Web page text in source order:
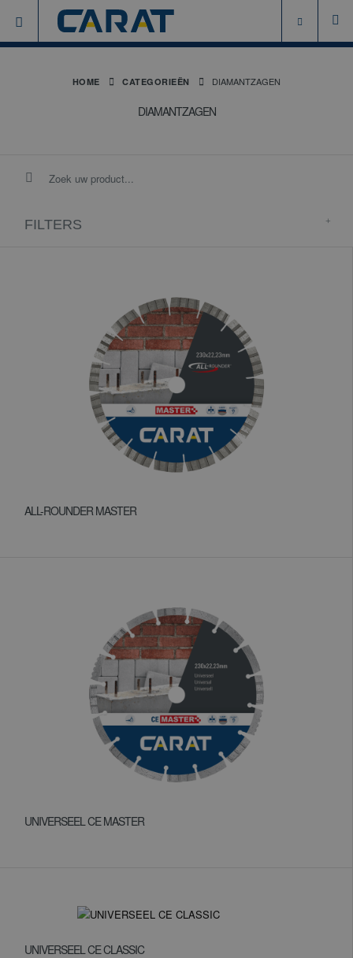
HOME CATEGORIEËN DIAMANTZAGEN
DIAMANTZAGEN
FILTERS
ALL-ROUNDER MASTER
UNIVERSEEL CE MASTER
UNIVERSEEL CE CLASSIC